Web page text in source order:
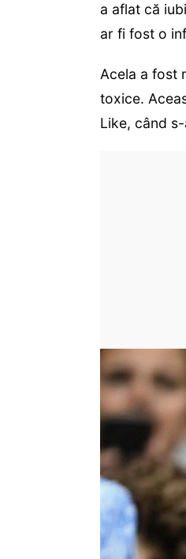
a aflat că
ar fi fost o
Acela a fost
toxice.
Like, când